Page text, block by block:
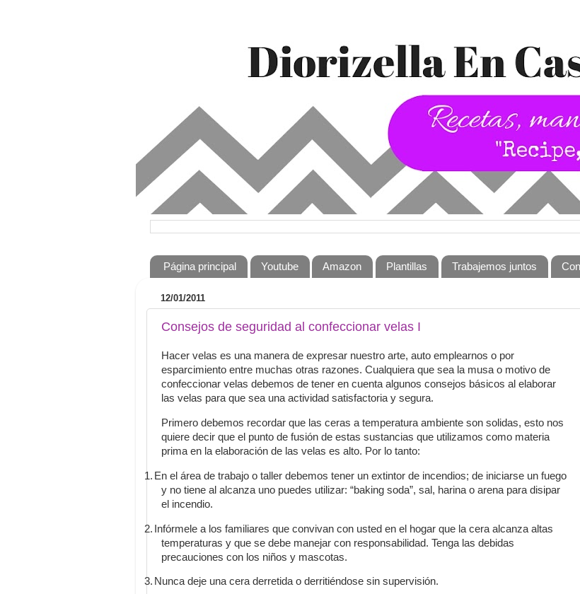
Página principal Youtube Amazon Plantillas Trabajemos juntos
12/01/2011
Consejos de seguridad al confeccionar velas I
Hacer velas es una manera de expresar nuestro arte, auto emplearnos o por
esparcimiento entre muchas otras razones. Cualquiera que sea la musa o motivo de
confeccionar velas debemos de tener en cuenta algunos consejos básicos al elaborar
las velas para que sea una actividad satisfactoria y segura.
Primero debemos recordar que las ceras a temperatura ambiente son solidas, esto nos
quiere decir que el punto de fusión de estas sustancias que utilizamos como materia
prima en la elaboración de las velas es alto. Por lo tanto:
1. En el área de trabajo o taller debemos tener un extintor de incendios; de iniciarse un fuego
y no tiene al alcanza uno puedes utilizar: “baking soda”, sal, harina o arena para disipar
el incendio.
2. Infórmele a los familiares que convivan con usted en el hogar que la cera alcanza altas
temperaturas y que se debe manejar con responsabilidad. Tenga las debidas
precauciones con los niños y mascotas.
3. Nunca deje una cera derretida o derritiéndose sin supervisión.